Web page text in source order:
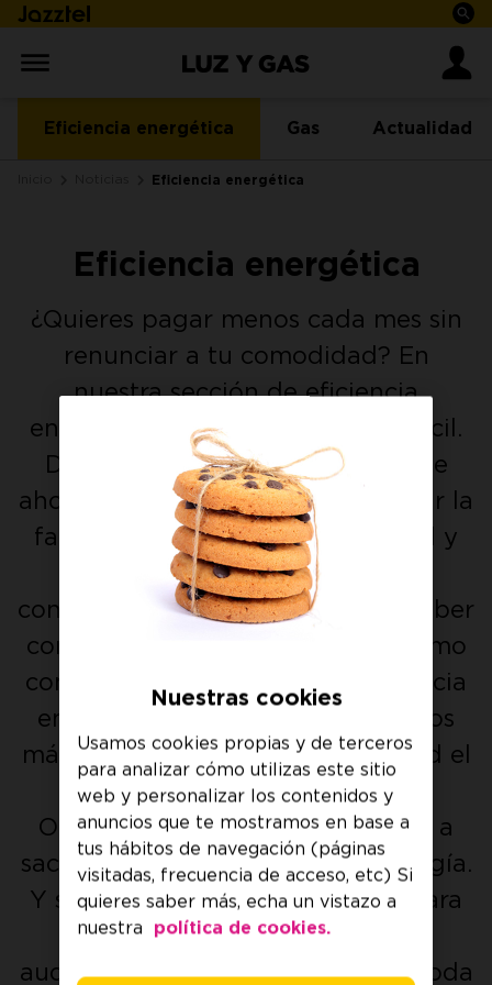
Eficiencia energética Gas Actualidad
Eficiencia energética
Eficiencia energética
¿Quieres pagar menos cada mes sin
renunciar a tu comodidad? En
nuestra sección de eficiencia
energética te lo ponemos muy fácil.
Descubre las mejores medidas de
ahorro energético para que reducir la
factura de la luz sea una realidad y
no un comedero de cabeza. Te
contamos todo lo que necesitas saber
con total transparencia: desde cómo
conseguir el certificado de eficiencia
energética sin líos, hasta los trucos
más sencillos para notar de verdad el
ahorro de energía en el hogar.
Olvídate de sorpresas y empieza a
sacar el máximo partido a tu energía.
Y si quieres ir un paso más allá para
tu vivienda o negocio con una
auditoría energética, aquí tienes toda
Nuestras cookies
Usamos cookies propias y de terceros
para analizar cómo utilizas este sitio
web y personalizar los contenidos y
anuncios que te mostramos en base a
tus hábitos de navegación (páginas
visitadas, frecuencia de acceso, etc) Si
quieres saber más, echa un vistazo a
nuestra
política de cookies.